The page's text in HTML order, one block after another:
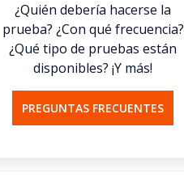
¿Quién debería hacerse la
prueba? ¿Con qué frecuencia?
¿Qué tipo de pruebas están
disponibles? ¡Y más!
PREGUNTAS FRECUENTES